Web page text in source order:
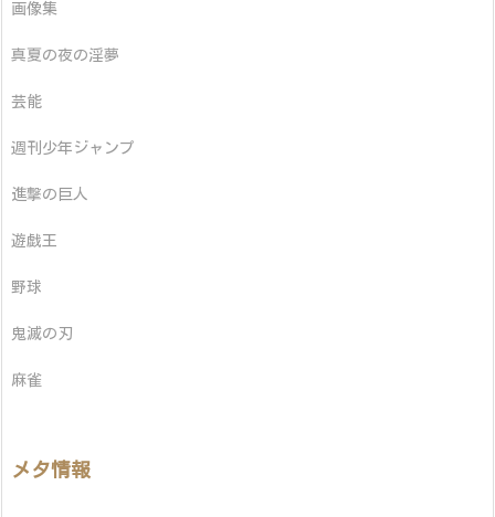
画像集
真夏の夜の淫夢
芸能
週刊少年ジャンプ
進撃の巨人
遊戯王
野球
鬼滅の刃
麻雀
メタ情報